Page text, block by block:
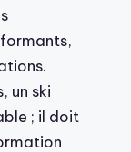
un ski
; il doit